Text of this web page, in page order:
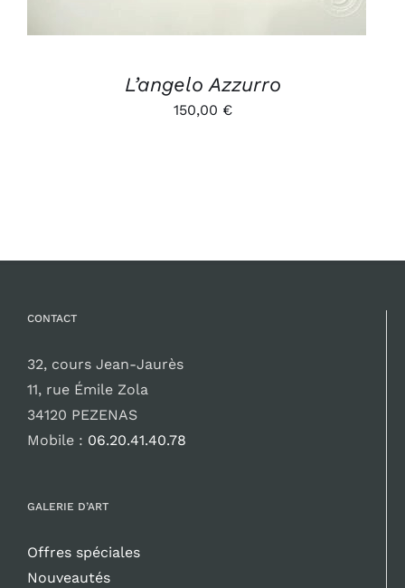
L’angelo Azzurro
150,00 €
CONTACT
32, cours Jean-Jaurès
11, rue Émile Zola
34120 PEZENAS
Mobile : 06.20.41.40.78
GALERIE D’ART
Offres spéciales
Nouveautés